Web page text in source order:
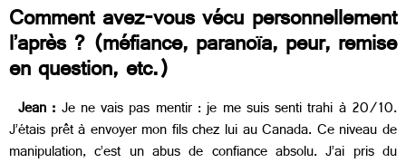
Comment avez-vous vécu personnellement
l’après ? (méfiance, paranoïa, peur, remise
en question, etc.)
Jean : Je ne vais pas mentir : je me suis senti trahi à 20/10.
J’étais prêt à envoyer mon fils chez lui au Canada. Ce niveau de
manipulation, c’est un abus de confiance absolu. J’ai pris du